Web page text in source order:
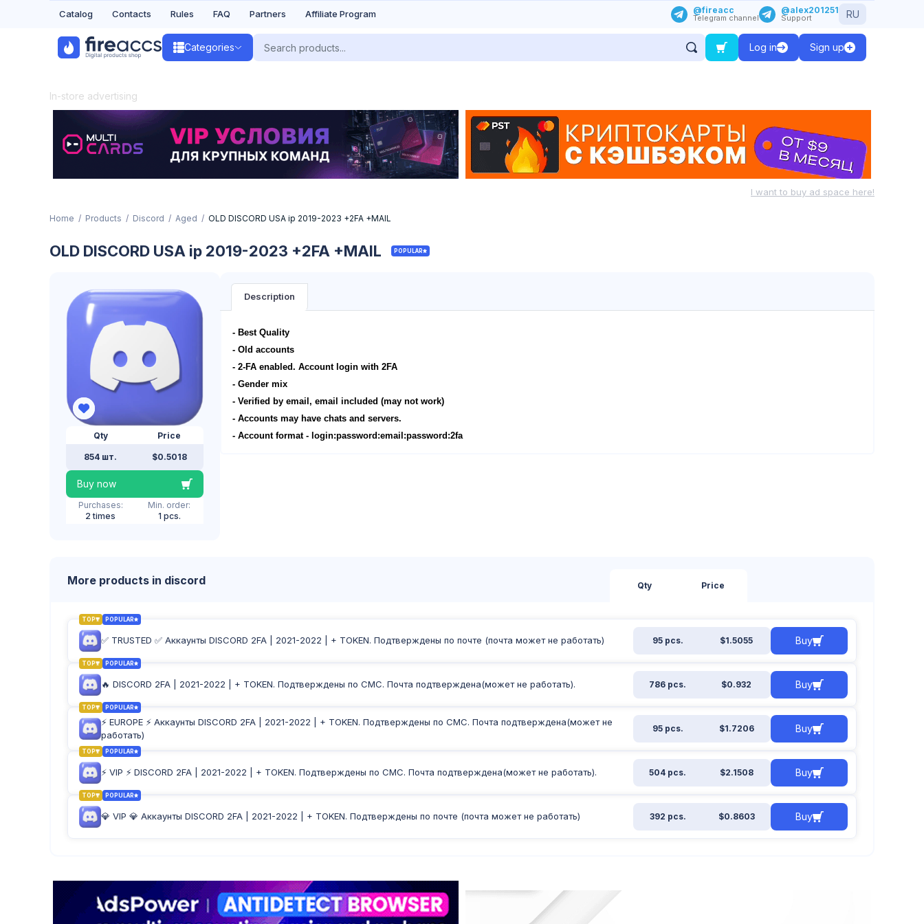
Catalog Contacts Rules FAQ Partners Affiliate Program @fireacc
Telegram channel
@alex201251
Support RU
Categories Log in Sign up
In-store advertising
I want to buy ad space here!
Home Products Discord Aged OLD DISCORD USA ip 2019-2023 +2FA +MAIL
OLD DISCORD USA ip 2019-2023 +2FA +MAIL POPULAR
Qty
854 шт.
Price
$0.5018
Buy now
Purchases:
2 times
Min. order:
1 pcs.
Description
- Best Quality
- Old accounts
- 2-FA enabled. Account login with 2FA
- Gender mix
- Verified by email, email included (may not work)
- Accounts may have chats and servers.
- Account format - login:password:email:password:2fa
More products in discord Qty Price
TOP POPULAR
✅ TRUSTED ✅ Аккаунты DISCORD 2FA | 2021-2022 | + TOKEN. Подтверждены по почте (почта может не работать) 95 pcs. $1.5055 Buy
TOP POPULAR
🔥 DISCORD 2FA | 2021-2022 | + TOKEN. Подтверждены по СМС. Почта подтверждена(может не работать). 786 pcs. $0.932 Buy
TOP POPULAR
⚡️ EUROPE ⚡️ Аккаунты DISCORD 2FA | 2021-2022 | + TOKEN. Подтверждены по СМС. Почта подтверждена(может не
работать)
95 pcs. $1.7206 Buy
TOP POPULAR
⚡️ VIP ⚡️ DISCORD 2FA | 2021-2022 | + TOKEN. Подтверждены по СМС. Почта подтверждена(может не работать). 504 pcs. $2.1508 Buy
TOP POPULAR
💎 VIP 💎 Аккаунты DISCORD 2FA | 2021-2022 | + TOKEN. Подтверждены по почте (почта может не работать) 392 pcs. $0.8603 Buy